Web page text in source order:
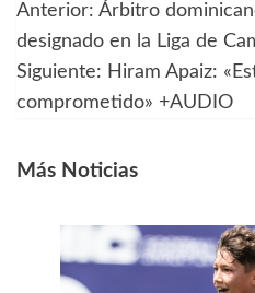
Navegación
de
entradas
Anterior: Árbitro
designado en la Liga de
Siguiente: Hiram Apaiz:
comprometido» +AUDIO
Más Noticias